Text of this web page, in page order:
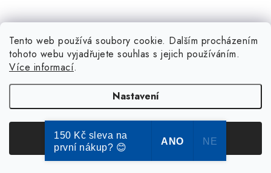
Tento web používá soubory cookie. Dalším procházením
tohoto webu vyjadřujete souhlas s jejich používáním.
Více informací.
Nastavení
Souhlasím
150 Kč sleva na
první nákup? 😊
ANO NE